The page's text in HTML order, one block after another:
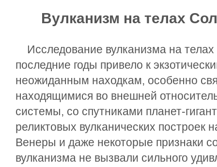
Вулканизм на телах
Исследование вулканизма на
последние годы привело к
неожиданным находкам, особенно
находящимися во внешней
системы, со спутниками планет-
реликтовых вулканических построек
Венеры и даже некоторые признаки
вулканизма не вызвали сильного